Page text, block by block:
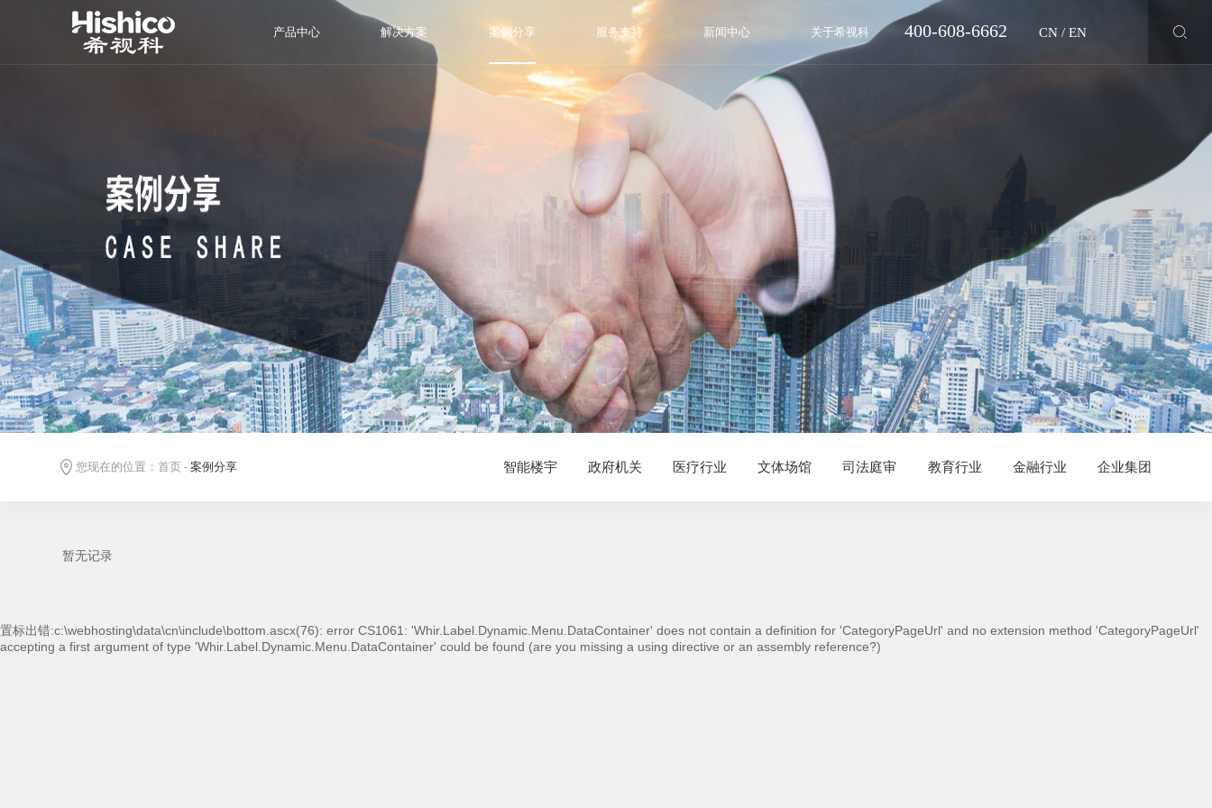
400-608-6662 CN /EN
产品中心 解决方案 案例分享 服务支持 新闻中心 关于希视科
您现在的位置： 首页- 案例分享 智能楼宇 政府机关 医疗行业 文体场馆 司法庭审 教育行业 金融行业 企业集团
暂无记录
置标出错:c:\webhosting\data\cn\include\bottom.ascx(76): error CS1061: 'Whir.Label.Dynamic.Menu.DataContainer' does not contain a definition for 'CategoryPageUrl' and no extension method 'CategoryPageUrl'
accepting a first argument of type 'Whir.Label.Dynamic.Menu.DataContainer' could be found (are you missing a using directive or an assembly reference?)